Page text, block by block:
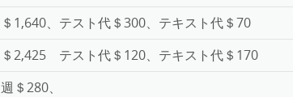
＄1,640、テスト代＄300、テキスト代＄70
＄2,425 テスト代＄120、テキスト代＄170
週＄280、